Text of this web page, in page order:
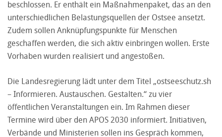
beschlossen. Er enthält ein Maßnahmenpaket, das an den
unterschiedlichen Belastungsquellen der Ostsee ansetzt.
Zudem sollen Anknüpfungspunkte für Menschen
geschaffen werden, die sich aktiv einbringen wollen. Erste
Vorhaben wurden realisiert und angestoßen.
Die Landesregierung lädt unter dem Titel „ostseeschutz.sh
– Informieren. Austauschen. Gestalten.“ zu vier
öffentlichen Veranstaltungen ein. Im Rahmen dieser
Termine wird über den APOS 2030 informiert. Initiativen,
Verbände und Ministerien sollen ins Gespräch kommen,